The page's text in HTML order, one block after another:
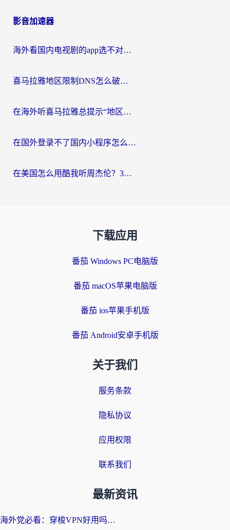
影音加速器
海外看国内电视剧的app选不对？这份回国加速器避坑指南帮你流畅追剧
喜马拉雅地区限制DNS怎么破？海外党听国内音乐听书的终极解决方案
在海外听喜马拉雅总提示“地区限制”？3步轻松解除+听国内音乐全攻略
在国外登录不了国内小程序怎么办？选对回国加速器，轻松解锁国内资源
在美国怎么用酷我听周杰伦？3步搞定海外听歌难题
下载应用
番茄 Windows PC电脑版
番茄 macOS苹果电脑版
番茄 ios苹果手机版
番茄 Android安卓手机版
关于我们
服务条款
隐私协议
应用权限
联系我们
最新资讯
海外党必看：穿梭VPN好用吗？和云帆VPN对比哪个回国效果更好？附真实测评+避坑指南